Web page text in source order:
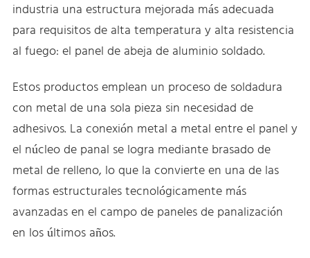
industria una estructura mejorada más adecuada
para requisitos de alta temperatura y alta resistencia
al fuego: el panel de abeja de aluminio soldado.
Estos productos emplean un proceso de soldadura
con metal de una sola pieza sin necesidad de
adhesivos. La conexión metal a metal entre el panel y
el núcleo de panal se logra mediante brasado de
metal de relleno, lo que la convierte en una de las
formas estructurales tecnológicamente más
avanzadas en el campo de paneles de panalización
en los últimos años.